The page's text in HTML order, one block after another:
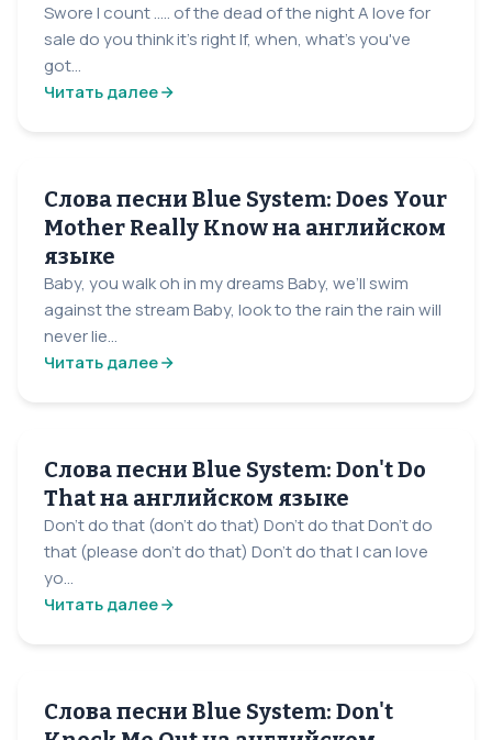
Swore I count ..... of the dead of the night A love for
sale do you think it's right If, when, what's you've
got...
Читать далее
Слова песни Blue System: Does Your
Mother Really Know на английском
языке
Baby, you walk oh in my dreams Baby, we’ll swim
against the stream Baby, look to the rain the rain will
never lie...
Читать далее
Слова песни Blue System: Don't Do
That на английском языке
Don't do that (don't do that) Don't do that Don't do
that (please don't do that) Don't do that I can love
yo...
Читать далее
Слова песни Blue System: Don't